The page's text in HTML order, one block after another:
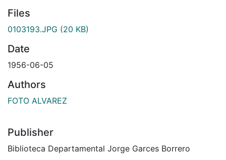
Files
0103193.JPG (20 KB)
Date
1956-06-05
Authors
FOTO ALVAREZ
Publisher
Biblioteca Departamental Jorge Garces Borrero